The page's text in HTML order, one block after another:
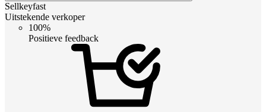
Sellkeyfast
Uitstekende verkoper
100%
Positieve feedback